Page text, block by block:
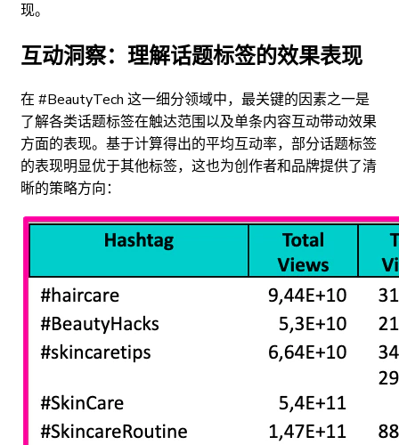
现。
互动洞察：理解话题标签的效果表现
在 #BeautyTech 这一细分领域中，最关键的因素之一是
了解各类话题标签在触达范围以及单条内容互动带动效果
方面的表现。基于计算得出的平均互动率，部分话题标签
的表现明显优于其他标签，这也为创作者和品牌提供了清
晰的策略方向：